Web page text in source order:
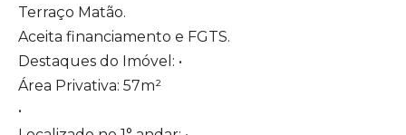
Terraço Matão.
Aceita financiamento e FGTS.
Destaques do Imóvel: •
Área Privativa: 57m²
•